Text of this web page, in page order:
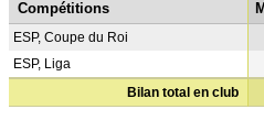
Compétitions
ESP, Coupe du Roi
ESP, Liga
Bilan total en club